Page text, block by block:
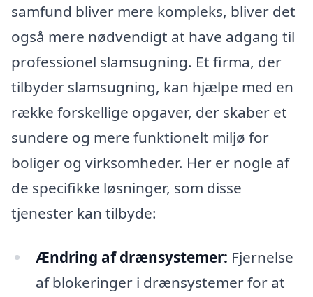
samfund bliver mere kompleks, bliver det
også mere nødvendigt at have adgang til
professionel slamsugning. Et firma, der
tilbyder slamsugning, kan hjælpe med en
række forskellige opgaver, der skaber et
sundere og mere funktionelt miljø for
boliger og virksomheder. Her er nogle af
de specifikke løsninger, som disse
tjenester kan tilbyde:
Ændring af drænsystemer: Fjernelse
af blokeringer i drænsystemer for at